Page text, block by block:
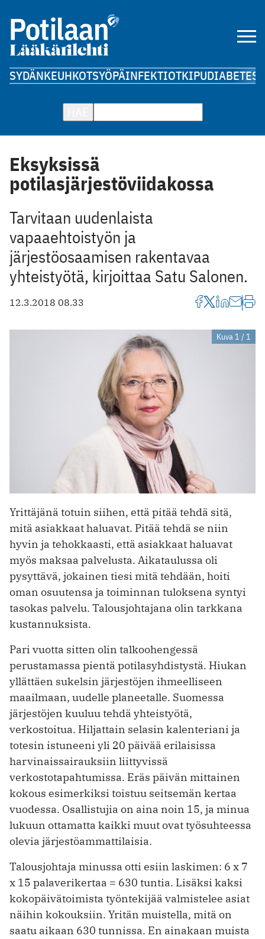
SYDÄNKEUHKOTSYÖPÄINFEKTIOTKIPUDIABETES
Eksyksissä
potilasjärjestöviidakossa
Tarvitaan uudenlaista
vapaaehtoistyön ja
järjestöosaamisen rakentavaa
yhteistyötä, kirjoittaa Satu Salonen.
12.3.2018 08.33
Kuva 1 / 1
Yrittäjänä totuin siihen, että pitää tehdä sitä,
mitä asiakkaat haluavat. Pitää tehdä se niin
hyvin ja tehokkaasti, että asiakkaat haluavat
myös maksaa palvelusta. Aikataulussa oli
pysyttävä, jokainen tiesi mitä tehdään, hoiti
oman osuutensa ja toiminnan tuloksena syntyi
tasokas palvelu. Talousjohtajana olin tarkkana
kustannuksista.
Pari vuotta sitten olin talkoohengessä
perustamassa pientä potilasyhdistystä. Hiukan
yllättäen sukelsin järjestöjen ihmeelliseen
maailmaan, uudelle planeetalle. Suomessa
järjestöjen kuuluu tehdä yhteistyötä,
verkostoitua. Hiljattain selasin kalenteriani ja
totesin istuneeni yli 20 päivää erilaisissa
harvinaissairauksiin liittyvissä
verkostotapahtumissa. Eräs päivän mittainen
kokous esimerkiksi toistuu seitsemän kertaa
vuodessa. Osallistujia on aina noin 15, ja minua
lukuun ottamatta kaikki muut ovat työsuhteessa
olevia järjestöammattilaisia.
Talousjohtaja minussa otti esiin laskimen: 6 x 7
x 15 palaverikertaa = 630 tuntia. Lisäksi kaksi
kokopäivätoimista työntekijää valmistelee asiat
näihin kokouksiin. Yritän muistella, mitä on
saatu aikaan 630 tunnissa. En ainakaan muista